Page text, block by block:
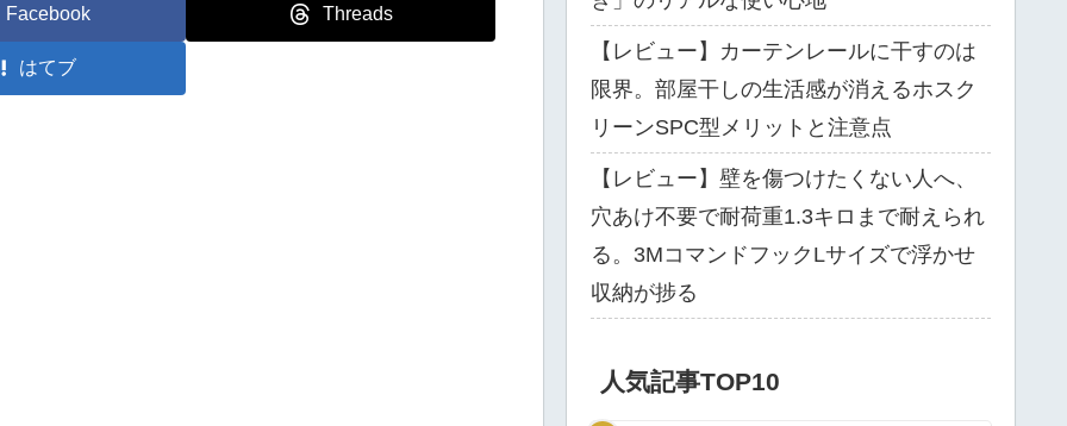
Facebook Threads
はてブ
【レビュー】カーテンレールに干すのは
限界。部屋干しの生活感が消えるホスク
リーンSPC型メリットと注意点
【レビュー】壁を傷つけたくない人へ、
穴あけ不要で耐荷重1.3キロまで耐えられ
る。3MコマンドフックLサイズで浮かせ
収納が捗る
人気記事TOP10